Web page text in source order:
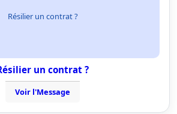
Résilier un contrat ?
un contrat ?
Voir l'Message